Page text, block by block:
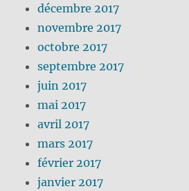
décembre 2017
novembre 2017
octobre 2017
septembre 2017
juin 2017
mai 2017
avril 2017
mars 2017
février 2017
janvier 2017